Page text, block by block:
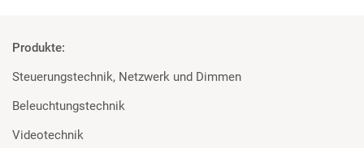
Produkte:
Steuerungstechnik, Netzwerk und Dimmen
Beleuchtungstechnik
Videotechnik